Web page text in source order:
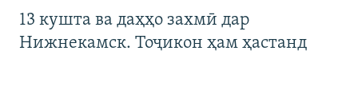
13 кушта ва даҳҳо захмӣ дар
Нижнекамск. Тоҷикон ҳам ҳастанд